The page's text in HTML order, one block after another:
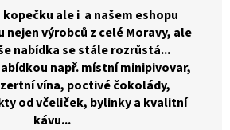
kopečku ale i a našem eshopu
nejen výrobců z celé Moravy, ale
nabídka se stále rozrůstá...
např. místní minipivovar,
vína, poctivé čokolády,
od včeliček, bylinky a kvalitní
kávu...